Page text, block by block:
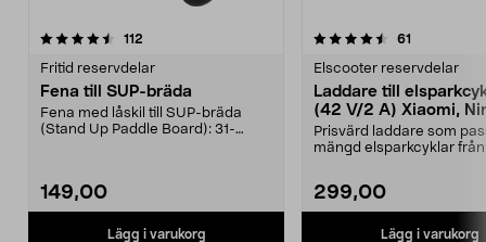
112
Fritid reservdelar
Fena till SUP-bräda
Fena med låskil till SUP-bräda
(Stand Up Paddle Board): 31-
149,00
Lägg i varukorg
4.5 av 5 stjärnor 61
Elscooter reservdelar
Laddare till
(42 V/2 A) Xiaomi,
E-Way m.fl.
Prisvärd laddare som
mängd elsparkcyklar från
299,00
Lägg i varukorg
4.5 av 5 stjärnor